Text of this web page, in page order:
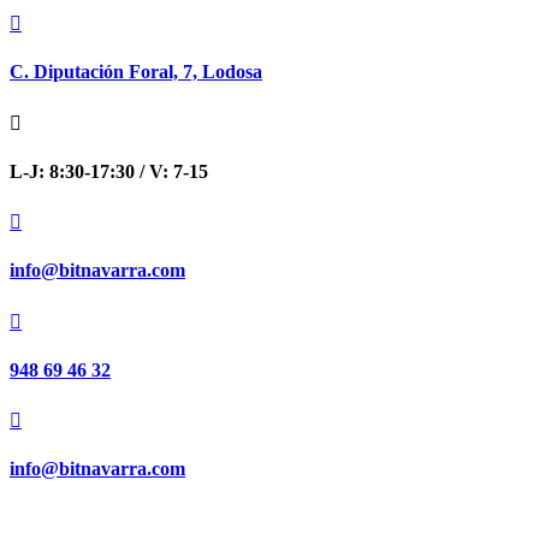

C. Diputación Foral, 7, Lodosa

L-J: 8:30-17:30 / V: 7-15

info@bitnavarra.com

948 69 46 32

info@bitnavarra.com